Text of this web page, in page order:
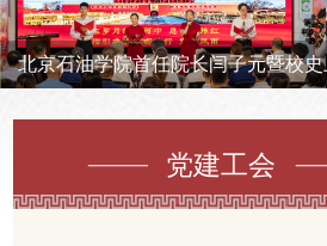
北京石油学院首任院长闫子元暨校
党建工会